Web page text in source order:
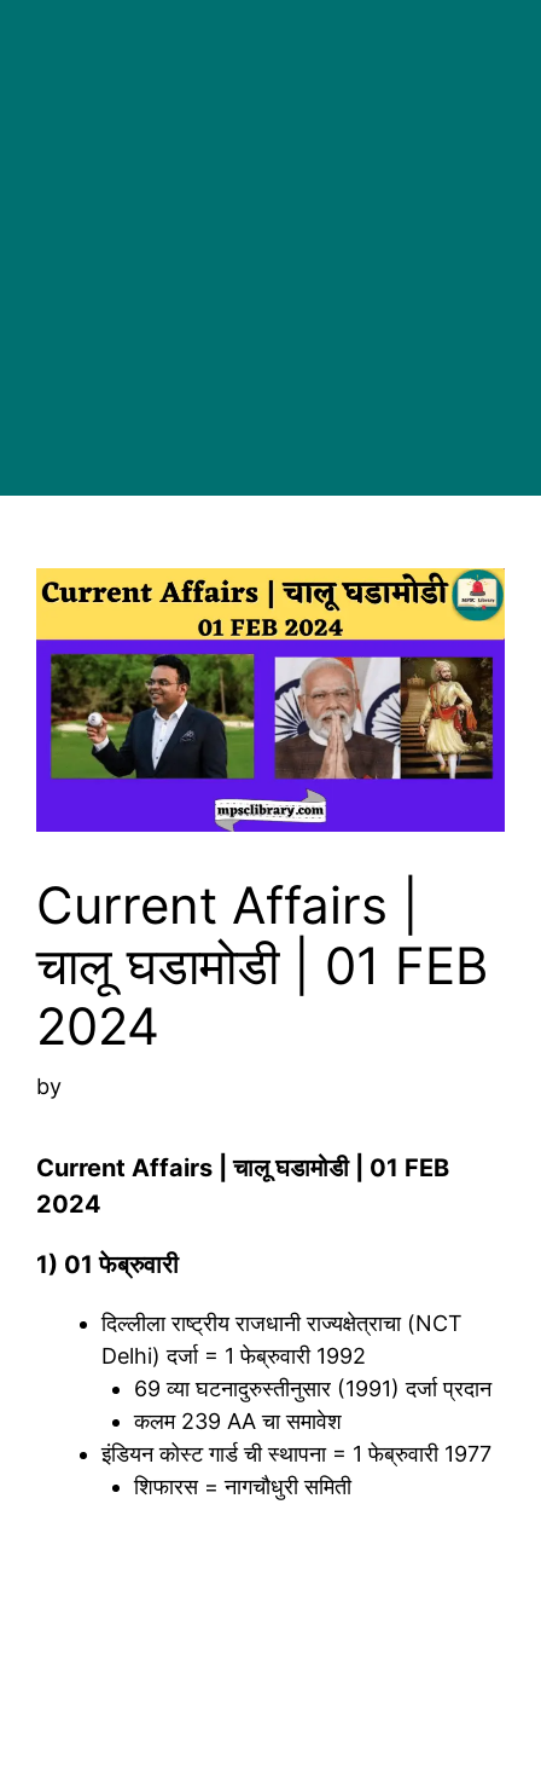
Current Affairs |
चालू घडामोडी | 01 FEB
2024
by
Current Affairs | चालू घडामोडी | 01 FEB
2024
1) 01 फेब्रुवारी
दिल्लीला राष्ट्रीय राजधानी राज्यक्षेत्राचा (NCT
Delhi) दर्जा = 1 फेब्रुवारी 1992
69 व्या घटनादुरुस्तीनुसार (1991) दर्जा प्रदान
कलम 239 AA चा समावेश
इंडियन कोस्ट गार्ड ची स्थापना = 1 फेब्रुवारी 1977
शिफारस = नागचौधुरी समिती